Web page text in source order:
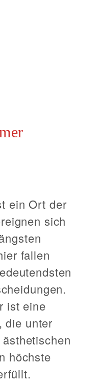
ein Ort der
sich
fallen
ist eine
die unter
höchste